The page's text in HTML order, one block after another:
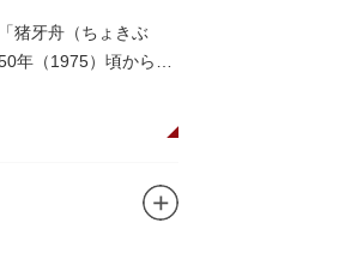
猪牙舟（ちょきぶ
年（1975）頃から山